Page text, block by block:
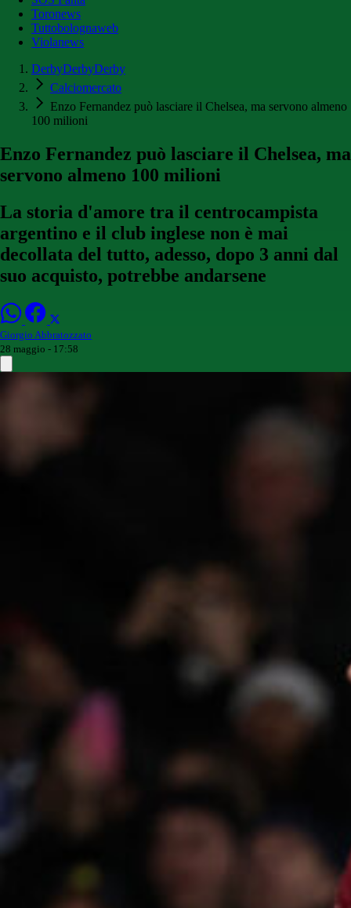
Toronews
Tuttobolognaweb
Violanews
DerbyDerbyDerby
Calciomercato
Enzo Fernandez può lasciare il Chelsea, ma servono almeno
100 milioni
Enzo Fernandez può lasciare il Chelsea, ma
servono almeno 100 milioni
La storia d'amore tra il centrocampista
argentino e il club inglese non è mai
decollata del tutto, adesso, dopo 3 anni dal
suo acquisto, potrebbe andarsene
Giorgio Abbratozzato
28 maggio - 17:58